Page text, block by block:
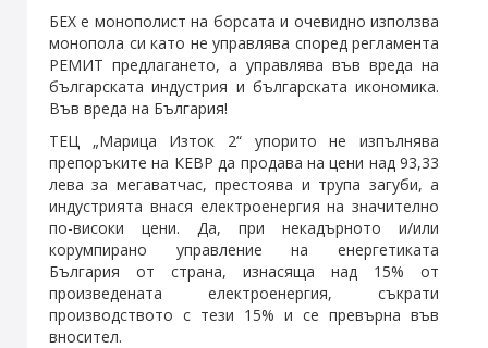
БЕХ е монополист на борсата и очевидно използва
монопола си като не управлява според регламента
РЕМИТ предлагането, а управлява във вреда на
българската индустрия и българската икономика.
Във вреда на България!
ТЕЦ „Марица Изток 2“ упорито не изпълнява
препоръките на КЕВР да продава на цени над 93,33
лева за мегаватчас, престоява и трупа загуби, а
индустрията внася електроенергия на значително
по-високи цени. Да, при некадърното и/или
корумпирано управление на енергетиката
България от страна, изнасяща над 15% от
произведената електроенергия, съкрати
производството с тези 15% и се превърна във
вносител.